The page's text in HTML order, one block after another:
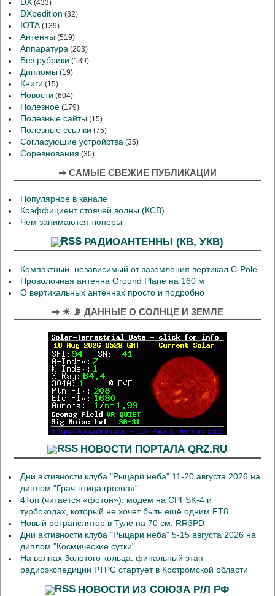
DX (433)
DXpedition (32)
IOTA(139)
Антенны (519)
Аппаратура (203)
Без рубрики (139)
Дипломы (19)
Книги (15)
Новости (604)
Полезное (179)
Полезные сайты (15)
Полезные ссылки (75)
Согласующие устройства (35)
Соревнования (30)
➡ САМЫЕ СВЕЖИЕ ПУБЛИКАЦИИ
Популярное в канале
Коэффициент стоячей волны (КСВ)
Чем занимаются тюнеры
РАДИОАНТЕННЫ (КВ, УКВ)
Компактный, независимый от заземления вертикал C-Pole
Проволочная антенна Ground Plane на 160 м
О вертикальных антеннах просто и подробно
➡ ☀ 📡 ДАННЫЕ О СОЛНЦЕ И ЗЕМЛЕ
НОВОСТИ ПОРТАЛА QRZ.RU
Дни активности клуба "Рыцари неба" 11-20 августа 2026 на
диплом "Грач-птица грозная"
4Ton (читается «фотон»): модем на CPFSK-4 и
турбокодах, который не хочет быть ещё одним FT8
Новый ретранслятор в Туле на 70 см. RR3PD
Дни активности клуба "Рыцари неба" 5-15 августа 2026 на
диплом "Космические сутки"
На волнах Золотого кольца: финальный этап
радиоэкспедиции РТРС стартует в Костромской области
НОВОСТИ ИЗ СОЮЗА Р/Л РФ